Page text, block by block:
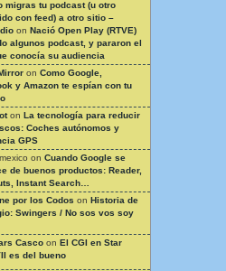
migras tu podcast (u otro
con feed) a otro sitio –
on Nació Open Play (RTVE)
algunos podcast, y pararon el
conocía su audiencia
on Como Google,
y Amazon te espían con tu
on La tecnología para reducir
Coches autónomos y
GPS
on Cuando Google se
de buenos productos: Reader,
Instant Search…
por los Codos on Historia de
Swingers / No sos vos soy
Casco on El CGI en Star
es del bueno